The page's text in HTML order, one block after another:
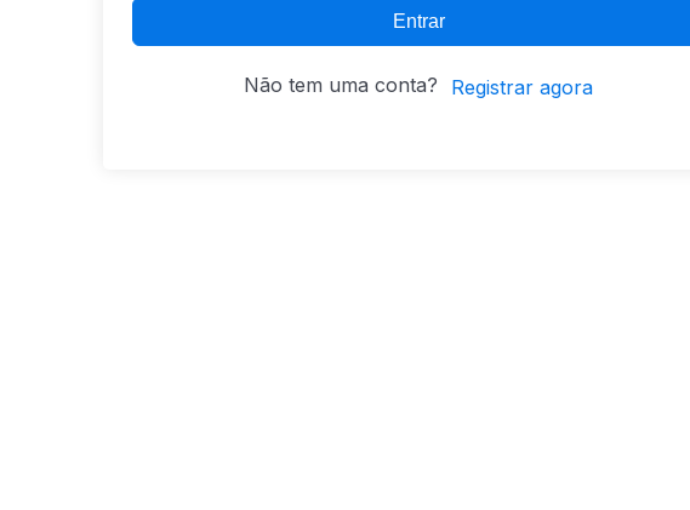
Entrar
Não tem uma conta? Registrar agora